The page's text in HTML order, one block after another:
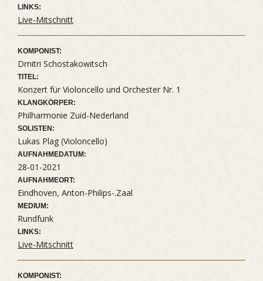
LINKS:
Live-Mitschnitt
KOMPONIST:
Dmitri Schostakowitsch
TITEL:
Konzert für Violoncello und Orchester Nr. 1
KLANGKÖRPER:
Philharmonie Zuid-Nederland
SOLISTEN:
Lukas Plag (Violoncello)
AUFNAHMEDATUM:
28-01-2021
AUFNAHMEORT:
Eindhoven, Anton-Philips-.Zaal
MEDIUM:
Rundfunk
LINKS:
Live-Mitschnitt
KOMPONIST: